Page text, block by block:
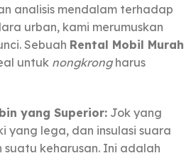
analisis mendalam terhadap
urban, kami merumuskan
Sebuah Rental Mobil Murah
untuk nongkrongharus
yang Superior:Jok yang
yang lega, dan insulasi suara
keharusan. Ini adalah